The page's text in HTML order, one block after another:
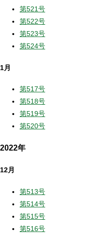
第521号
第522号
第523号
第524号
1月
第517号
第518号
第519号
第520号
2022年
12月
第513号
第514号
第515号
第516号